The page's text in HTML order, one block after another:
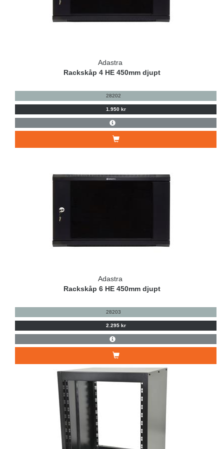
Adastra
Rackskåp 4 HE 450mm djupt
28202
1.950 kr
Adastra
Rackskåp 6 HE 450mm djupt
28203
2.295 kr